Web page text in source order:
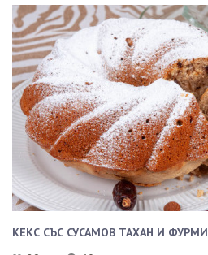
КЕКС СЪС СУСАМОВ ТАХАН И ФУРМИ